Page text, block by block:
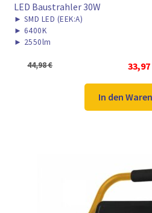
LED Baustrahler 30W
► SMD LED (EEK:A)
► 6400K
► 2550lm
44,98€
Preis
war:
44,98 €
33,97
In den